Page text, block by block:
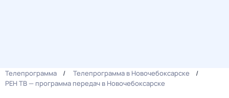
Телепрограмма
Телепрограмма в Новочебоксарске
РЕН ТВ — программа передач в Новочебоксарске